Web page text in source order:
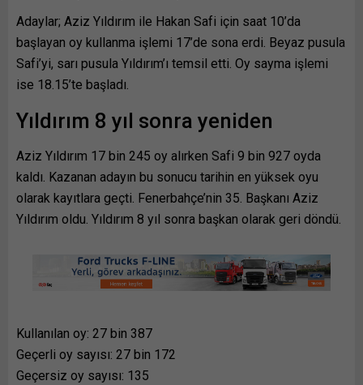
Adaylar; Aziz Yıldırım ile Hakan Safi için saat 10’da
başlayan oy kullanma işlemi 17’de sona erdi. Beyaz pusula
Safi’yi, sarı pusula Yıldırım’ı temsil etti. Oy sayma işlemi
ise 18.15’te başladı.
Yıldırım 8 yıl sonra yeniden
Aziz Yıldırım 17 bin 245 oy alırken Safi 9 bin 927 oyda
kaldı. Kazanan adayın bu sonucu tarihin en yüksek oyu
olarak kayıtlara geçti. Fenerbahçe’nin 35. Başkanı Aziz
Yıldırım oldu. Yıldırım 8 yıl sonra başkan olarak geri döndü.
Kullanılan oy: 27 bin 387
Geçerli oy sayısı: 27 bin 172
Geçersiz oy sayısı: 135